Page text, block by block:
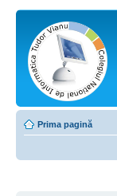
Prima pagină